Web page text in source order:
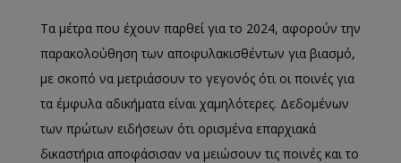
Τα μέτρα που έχουν παρθεί για το 2024, αφορούν την
παρακολούθηση των αποφυλακισθέντων για βιασμό,
με σκοπό να μετριάσουν το γεγονός ότι οι ποινές για
τα έμφυλα αδικήματα είναι χαμηλότερες. Δεδομένων
των πρώτων ειδήσεων ότι ορισμένα επαρχιακά
δικαστήρια αποφάσισαν να μειώσουν τις ποινές και το